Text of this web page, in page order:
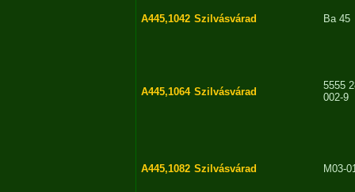
A445,1042 Szilvásvárad Ba 45
A445,1064 Szilvásvárad
5555
002-9
A445,1082 Szilvásvárad M03-